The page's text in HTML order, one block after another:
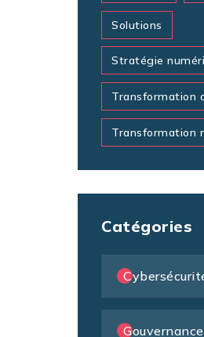
Solutions
Stratégie
Transformation
Transformation
Catégories